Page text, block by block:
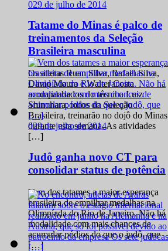
029 de julho de 2014
Tatame do Minas é palco de
treinamentos da Seleção
Brasileira masculina
Os atletas Ruan Silva, Rafael Silva,
David Moura e Walter Costa
acompanhados do técnico Luiz
Shinohara, todos da Seleção
Brasileira, treinarão no dojô do Minas
durante esta semana. As atividades
[…]
029 de julho de 2014
Judô ganha novo CT para
consolidar status de potência
Vem dos tatames a maior esperança
brasileira de empilhar medalhas na
Olimpíada do Rio de Janeiro. Não há
modalidade com mais chances de
acumular pódios do que o judô, que
[…]